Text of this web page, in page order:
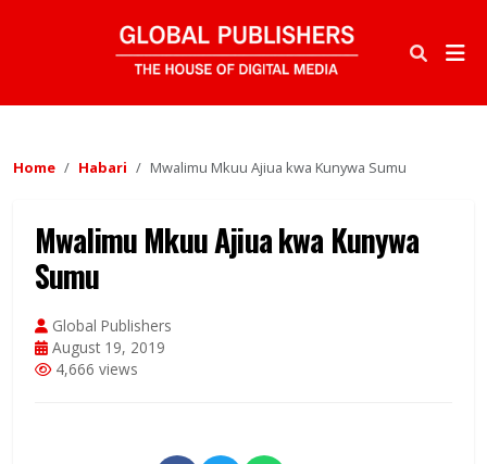
Home Habari Mwalimu Mkuu Ajiua kwa Kunywa Sumu
Mwalimu Mkuu Ajiua kwa Kunywa
Sumu
Global Publishers
August 19, 2019
4,666 views